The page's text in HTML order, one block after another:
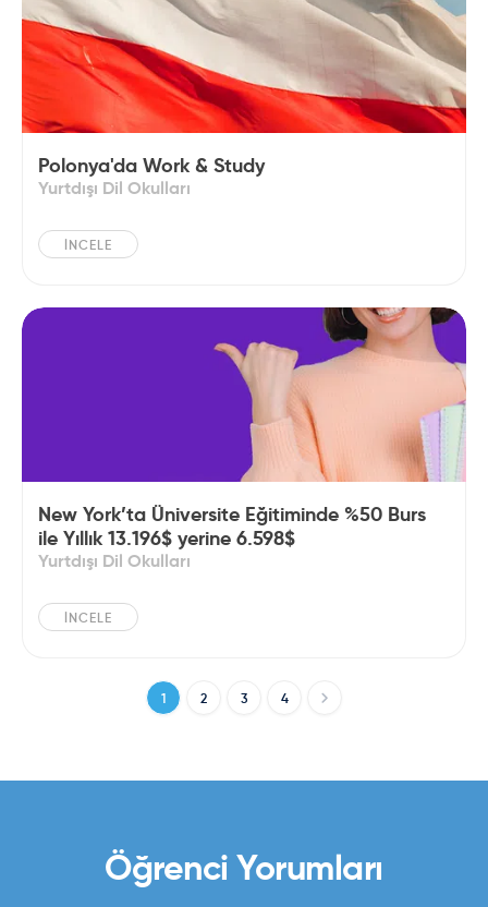
Polonya'da Work & Study
Yurtdışı Dil Okulları
İNCELE
New York’ta Üniversite Eğitiminde %50 Burs
ile Yıllık 13.196$ yerine 6.598$
Yurtdışı Dil Okulları
İNCELE
1 2 3 4
Öğrenci Yorumları